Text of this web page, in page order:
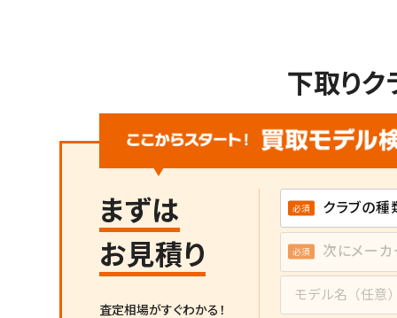
下取りク
まずは
お見積り
査定相場がすぐわかる！